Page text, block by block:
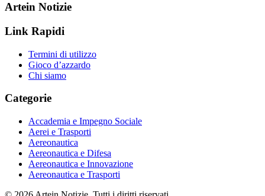
Artein Notizie
Link Rapidi
Termini di utilizzo
Gioco d’azzardo
Chi siamo
Categorie
Accademia e Impegno Sociale
Aerei e Trasporti
Aereonautica
Aereonautica e Difesa
Aereonautica e Innovazione
Aereonautica e Trasporti